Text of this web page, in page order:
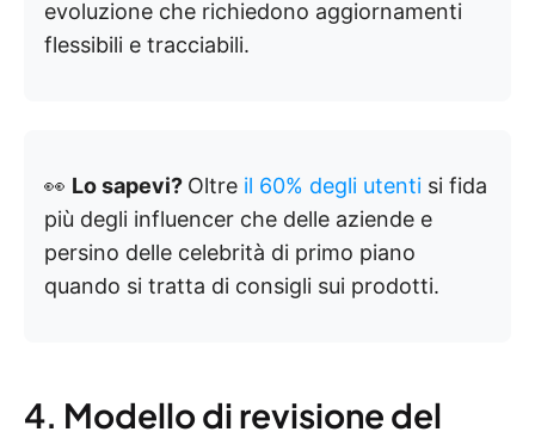
evoluzione che richiedono aggiornamenti
flessibili e tracciabili.
👀 Lo sapevi? Oltre il 60% degli utenti si fida
più degli influencer che delle aziende e
persino delle celebrità di primo piano
quando si tratta di consigli sui prodotti.
4. Modello di revisione del